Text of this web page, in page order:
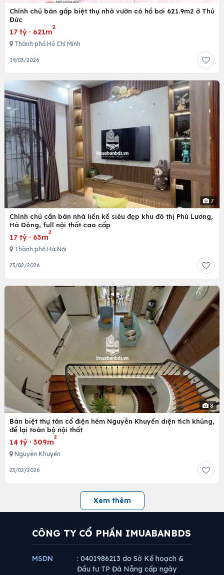
Chính chủ bán gấp biệt thự nhà vườn có hồ bơi 621.9m2 ở Thủ
Đức
17 tỷ · 621m
2
Thành phố Hồ Chí Minh
19/03/2026
7
Chính chủ cần bán nhà liền kề siêu đẹp khu đô thị Phú Lương,
Hà Đông, full nội thất cao cấp
17 tỷ · 63m
2
Thành phố Hà Nội
23/02/2026
8
Bán biệt thự tân cổ điện hẻm Nguyễn Khuyến diện tích khủng,
để lại toàn bộ nội thất
14 tỷ · 309m
2
Nguyễn Khuyến
23/02/2026
Xem thêm
CÔNG TY CỔ PHẦN IMUABANBDS
MSDN
: 0401986213 do Sở Kế hoạch &
Đầu tư TP Đà Nẵng cấp ngày